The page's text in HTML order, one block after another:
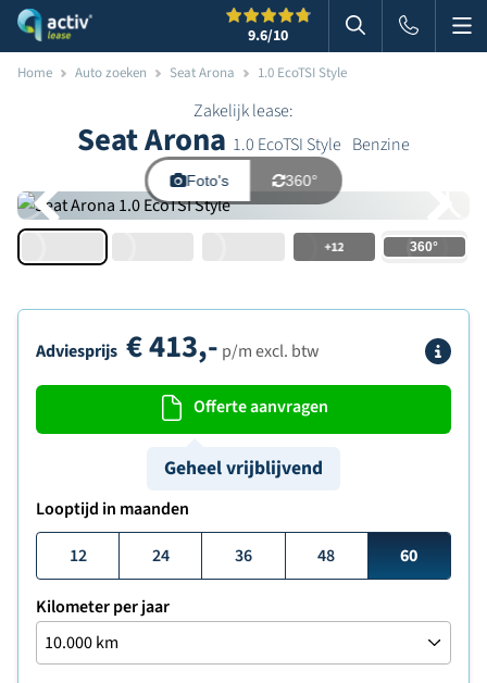
9.6/10 Zoeken in
Home Auto zoeken Seat Arona 1.0 EcoTSI Style
Zakelijk lease:
Seat Arona 1.0 EcoTSI Style Benzine
Foto's 360°
+12
Adviesprijs €413,- p/m excl. btw
Offerte aanvragen
Geheel vrijblijvend
Looptijd in maanden
12
24 36 48 60
Kilometer per jaar